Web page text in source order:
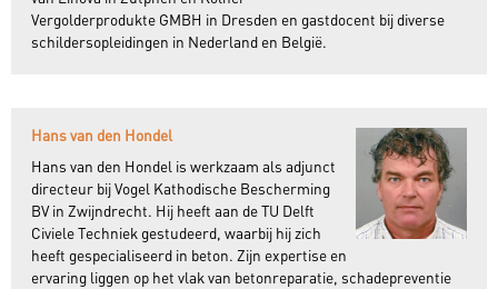
Vergolderprodukte GMBH in Dresden en gastdocent bij diverse
schildersopleidingen in Nederland en België.
Hans van den Hondel
Hans van den Hondel is werkzaam als adjunct
directeur bij Vogel Kathodische Bescherming
BV in Zwijndrecht. Hij heeft aan de TU Delft
Civiele Techniek gestudeerd, waarbij hij zich
heeft gespecialiseerd in beton. Zijn expertise en
ervaring liggen op het vlak van betonreparatie, schadepreventie